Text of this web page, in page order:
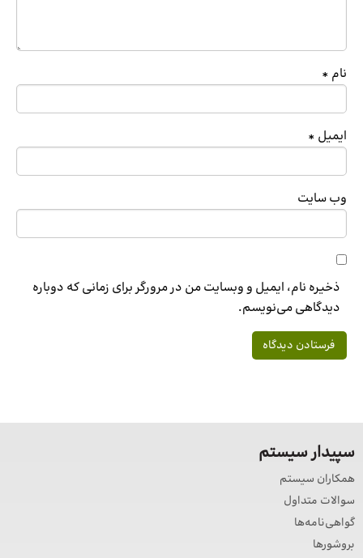
نام *
ایمیل *
وب‌ سایت
ذخیره نام، ایمیل و وبسایت من در مرورگر برای زمانی که دوباره
دیدگاهی می‌نویسم.
سپیدار سیستم
همکاران سیستم
سوالات متداول
گواهی‌نامه‌ها
بروشورها